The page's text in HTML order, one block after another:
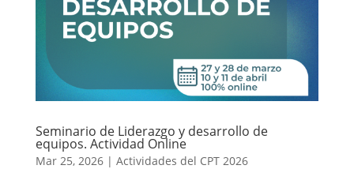
Seminario de Liderazgo y desarrollo de
equipos. Actividad Online
Mar 25, 2026| Actividades del CPT 2026